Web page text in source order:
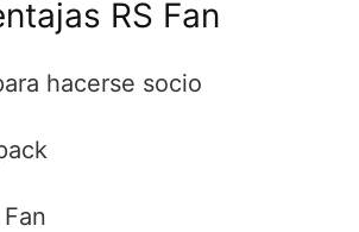
RS Fan
hacerse socio